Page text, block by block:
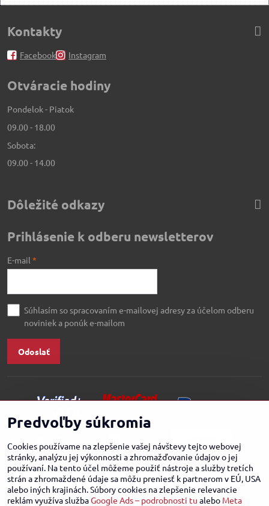
Kontakty
Facebook Instagram
Otváracie hodiny
Pondelok - Piatok
09.00 - 18.00
Sobota:
09.00 - 14.00
Dôležité odkazy
Prihlásenie k odberu newsletterov
E-mail *
Súhlasím so spracovaním e-mailovej adresy za účelom odberu
noviniek a ponúk e-mailom
Odoslať
Predvoľby súkromia
Cookies používame na zlepšenie vašej návštevy tejto webovej
stránky, analýzu jej výkonnosti a zhromažďovanie údajov o jej
používaní. Na tento účel môžeme použiť nástroje a služby tretích
strán a zhromaždené údaje sa môžu preniesť k partnerom v EÚ, USA
alebo iných krajinách. Súbory cookies na zlepšenie relevancie
reklám využíva službaGoogle Ads – podrobnosti tu alebo Meta